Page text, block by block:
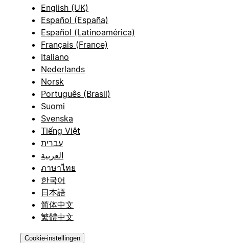
English (UK)
Español (España)
Español (Latinoamérica)
Français (France)
Italiano
Nederlands
Norsk
Português (Brasil)
Suomi
Svenska
Tiếng Việt
עברית
العربية
ภาษาไทย
한국어
日本語
简体中文
繁體中文
Cookie-instellingen